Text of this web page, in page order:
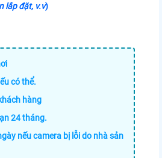
lắp đặt, v.v)
có thể.
hàng
24 tháng.
nếu camera bị lỗi do nhà sản